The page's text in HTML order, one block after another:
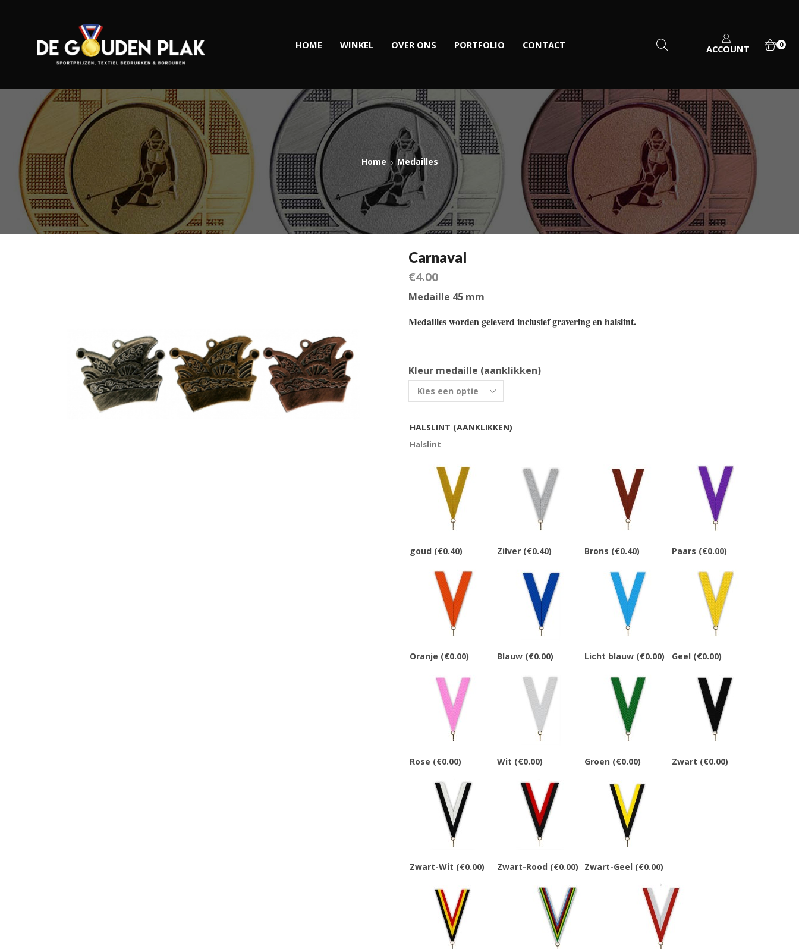
HOME WINKEL OVER ONS PORTFOLIO CONTACT ACCOUNT 0
Home Medailles
Carnaval
€4.00
Medaille 45 mm
Medailles worden geleverd inclusief gravering en halslint.
Kleur medaille (aanklikken)
HALSLINT (AANKLIKKEN)
Halslint
goud (€0.40) Zilver (€0.40) Brons (€0.40) Paars (€0.00)
Oranje (€0.00) Blauw (€0.00) Licht blauw (€0.00) Geel (€0.00)
Rose (€0.00) Wit (€0.00) Groen (€0.00) Zwart (€0.00)
Zwart-Wit (€0.00) Zwart-Rood (€0.00) Zwart-Geel (€0.00)